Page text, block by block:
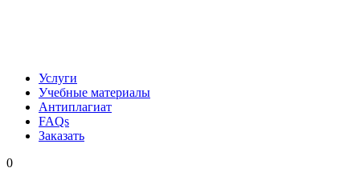
Услуги
Учебные материалы
Антиплагиат
FAQs
Заказать
0